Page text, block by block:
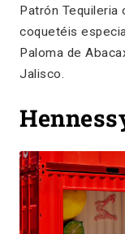
Patrón
coquetéis
Paloma de
Jalisco.